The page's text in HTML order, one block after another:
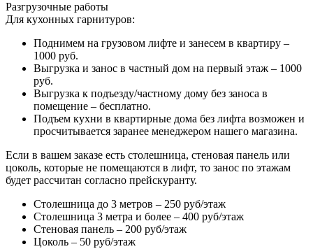
Разгрузочные работы
Для кухонных гарнитуров:
Поднимем на грузовом лифте и занесем в квартиру –
1000 руб.
Выгрузка и занос в частный дом на первый этаж – 1000
руб.
Выгрузка к подъезду/частному дому без заноса в
помещение – бесплатно.
Подъем кухни в квартирные дома без лифта возможен и
просчитывается заранее менеджером нашего магазина.
Если в вашем заказе есть столешница, стеновая панель или
цоколь, которые не помещаются в лифт, то занос по этажам
будет рассчитан согласно прейскуранту.
Столешница до 3 метров – 250 руб/этаж
Столешница 3 метра и более – 400 руб/этаж
Стеновая панель – 200 руб/этаж
Цоколь – 50 руб/этаж